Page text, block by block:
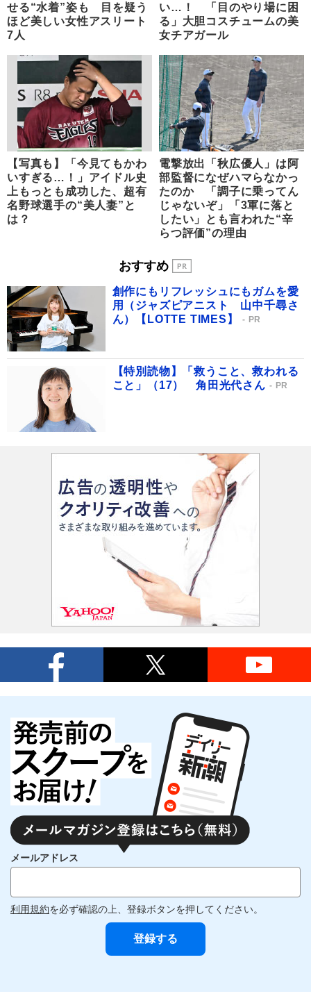
せる“水着”姿も 目を疑う
ほど美しい女性アスリート
7人
い…！ 「目のやり場に困
る」大胆コスチュームの美
女チアガール
【写真も】「今見てもかわ
いすぎる…！」アイドル史
上もっとも成功した、超有
名野球選手の“美人妻”と
は？
電撃放出「秋広優人」は阿
部監督になぜハマらなかっ
たのか 「調子に乗ってん
じゃないぞ」「3軍に落と
したい」とも言われた“辛
らつ評価”の理由
おすすめ
創作にもリフレッシュにもガムを愛
用（ジャズピアニスト 山中千尋さ
ん）【LOTTE TIMES】
PR
【特別読物】「救うこと、救われる
こと」（17） 角田光代さん
PR
メールアドレス
利用規約を必ず確認の上、登録ボタンを押してください。